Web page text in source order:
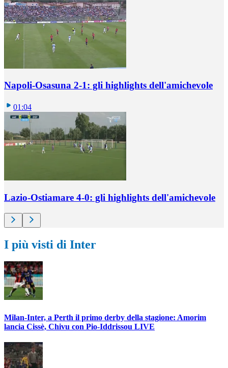
Napoli-Osasuna 2-1: gli highlights dell'amichevole
01:04
Lazio-Ostiamare 4-0: gli highlights dell'amichevole
I più visti di Inter
Milan-Inter, a Perth il primo derby della stagione: Amorim
lancia Cissè, Chivu con Pio-Iddrissou LIVE